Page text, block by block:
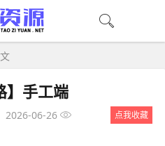
】手工端
2026-06-26 点我收藏